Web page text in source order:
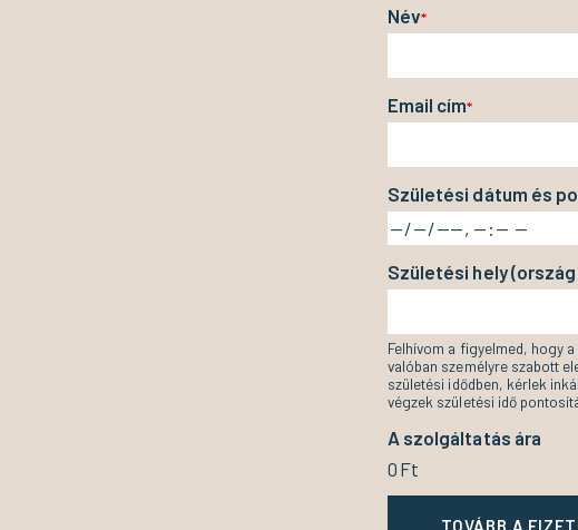
Név*
Email cím*
Születési dátum és
Születési hely
Felhívom a figyelmed, hogy
valóban személyre szabott
születési idődben, kérlek
végzek születési idő
A szolgáltatás ára
0 Ft
TOVÁBB A